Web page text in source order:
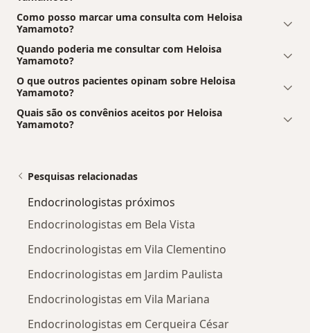
Como posso marcar uma consulta com Heloisa
Yamamoto?
Quando poderia me consultar com Heloisa
Yamamoto?
O que outros pacientes opinam sobre Heloisa
Yamamoto?
Quais são os convênios aceitos por Heloisa
Yamamoto?
Pesquisas relacionadas
Endocrinologistas próximos
Endocrinologistas em Bela Vista
Endocrinologistas em Vila Clementino
Endocrinologistas em Jardim Paulista
Endocrinologistas em Vila Mariana
Endocrinologistas em Cerqueira César